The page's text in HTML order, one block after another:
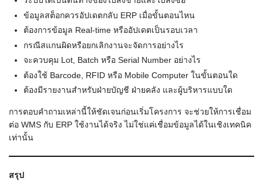
ข้อมูลสต็อกควรอัปเดตกลับ ERP เมื่อขั้นตอนไหน
ต้องการข้อมูล Real-time หรืออัปเดตเป็นรอบเวลา
กรณีสแกนผิดหรือยกเลิกงานจะจัดการอย่างไร
จะควบคุม Lot, Batch หรือ Serial Number อย่างไร
ต้องใช้ Barcode, RFID หรือ Mobile Computer ในขั้นตอนใด
ต้องมีรายงานสำหรับฝ่ายบัญชี ฝ่ายคลัง และผู้บริหารแบบใด
การตอบคำถามเหล่านี้ให้ชัดเจนก่อนเริ่มโครงการ จะช่วยให้การเชื่อม
ต่อ WMS กับ ERP ใช้งานได้จริง ไม่ใช่แค่เชื่อมข้อมูลได้ในเชิงเทคนิค
เท่านั้น
สรุป